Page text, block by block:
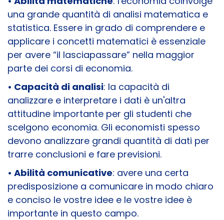
una grande quantità di analisi matematica e
statistica. Essere in grado di comprendere e
applicare i concetti matematici è essenziale
per avere “il lasciapassare” nella maggior
parte dei corsi di economia.
• Capacità di analisi: la capacità di
analizzare e interpretare i dati è un'altra
attitudine importante per gli studenti che
scelgono economia. Gli economisti spesso
devono analizzare grandi quantità di dati per
trarre conclusioni e fare previsioni.
• Abilità comunicative: avere una certa
predisposizione a comunicare in modo chiaro
e conciso le vostre idee e le vostre idee è
importante in questo campo.